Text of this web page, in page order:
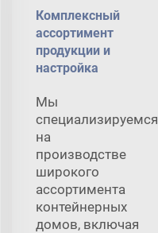
Комплексный
ассортимент
продукции и
настройка
Мы
специализируемся
на
производстве
широкого
ассортимента
контейнерных
домов, включая